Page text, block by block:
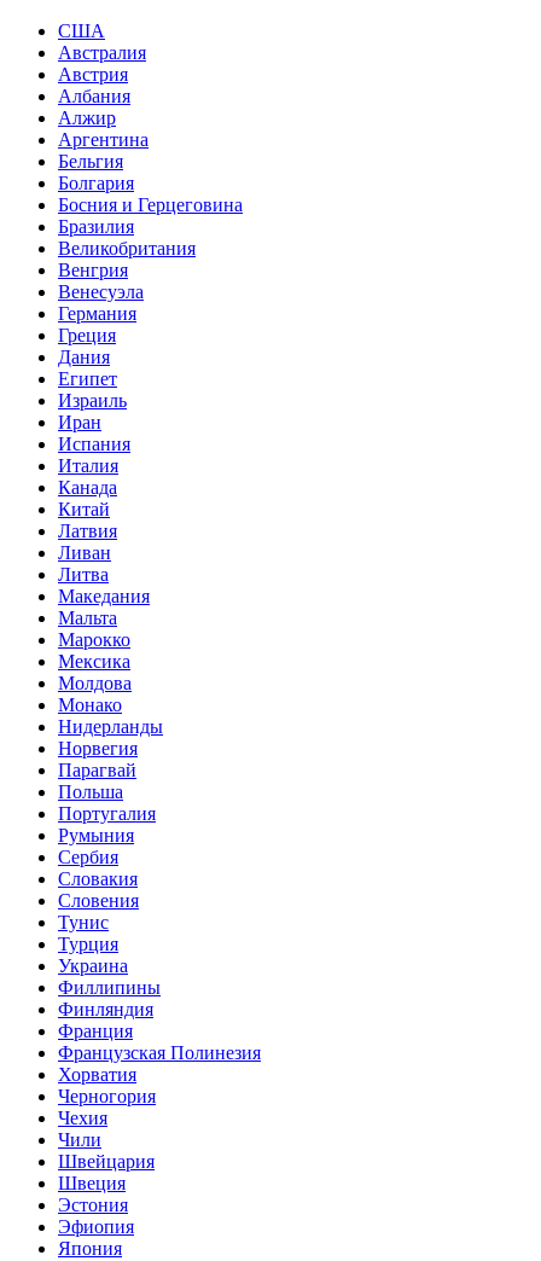
США
Австралия
Австрия
Албания
Алжир
Аргентина
Бельгия
Болгария
Босния и Герцеговина
Бразилия
Великобритания
Венгрия
Венесуэла
Германия
Греция
Дания
Египет
Израиль
Иран
Испания
Италия
Канада
Китай
Латвия
Ливан
Литва
Македания
Мальта
Марокко
Мексика
Молдова
Монако
Нидерланды
Норвегия
Парагвай
Польша
Португалия
Румыния
Сербия
Словакия
Словения
Тунис
Турция
Украина
Филлипины
Финляндия
Франция
Французская Полинезия
Хорватия
Черногория
Чехия
Чили
Швейцария
Швеция
Эстония
Эфиопия
Япония